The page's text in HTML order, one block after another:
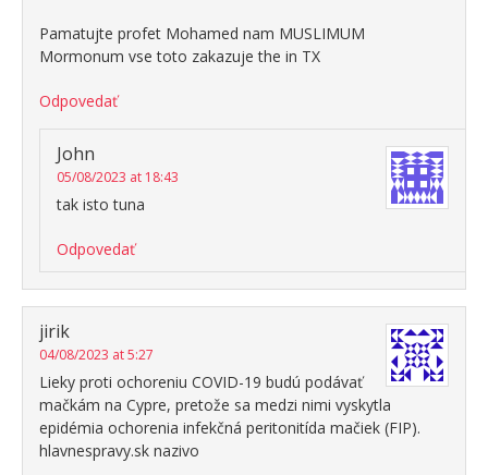
Pamatujte profet Mohamed nam MUSLIMUM
Mormonum vse toto zakazuje the in TX
Odpovedať
John
05/08/2023 at 18:43
tak isto tuna
Odpovedať
jirik
04/08/2023 at 5:27
Lieky proti ochoreniu COVID-19 budú podávať
mačkám na Cypre, pretože sa medzi nimi vyskytla
epidémia ochorenia infekčná peritonitída mačiek (FIP).
hlavnespravy.sk nazivo